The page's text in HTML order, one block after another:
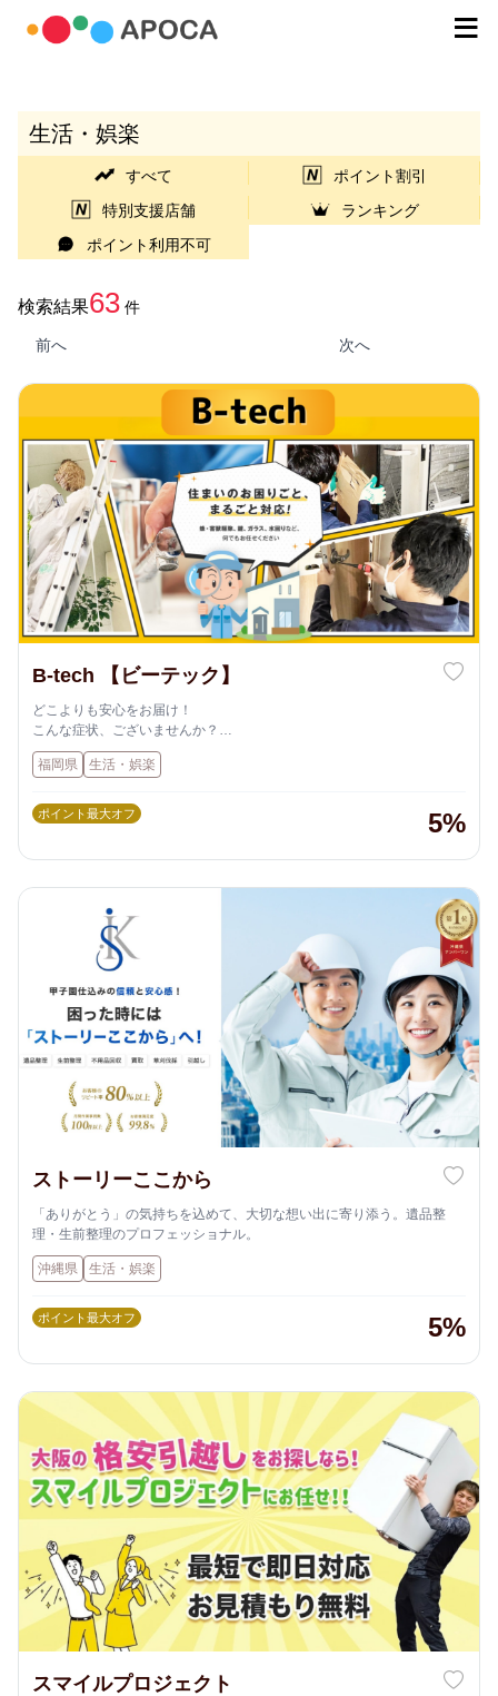
生活・娯楽
すべて
ポイント割引
特別支援店舗
ランキング
ポイント利用不可
検索結果63 件
前へ 次へ
B-tech 【ビーテック】
どこよりも安心をお届け！
こんな症状、ございませんか？
屋根に蜂の巣が
家の中で蜂を
付近の木の幹に
空洞ができている
福岡県 生活・娯楽
ポイント最大オフ 5%
ストーリーここから
「ありがとう」の気持ちを込めて、大切な想い出に寄り添う。遺品整
理・生前整理のプロフェッショナル。
沖縄県 生活・娯楽
ポイント最大オフ 5%
スマイルプロジェクト